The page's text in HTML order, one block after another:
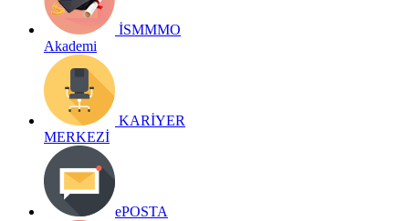
İSMMMO
Akademi
KARİYER
MERKEZİ
ePOSTA